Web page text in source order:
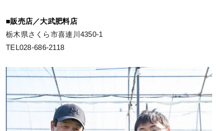
■販売店／大武肥料店
栃木県さくら市喜連川4350-1
TEL028-686-2118